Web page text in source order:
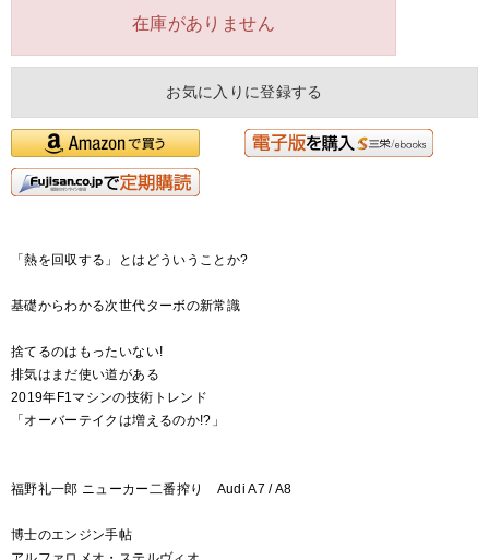
在庫がありません
お気に入りに登録する
「熱を回収する」とはどういうことか?
基礎からわかる次世代ターボの新常識
捨てるのはもったいない!
排気はまだ使い道がある
2019年F1マシンの技術トレンド
「オーバーテイクは増えるのか!?」
福野礼一郎 ニューカー二番搾り Audi A7 / A8
博士のエンジン手帖